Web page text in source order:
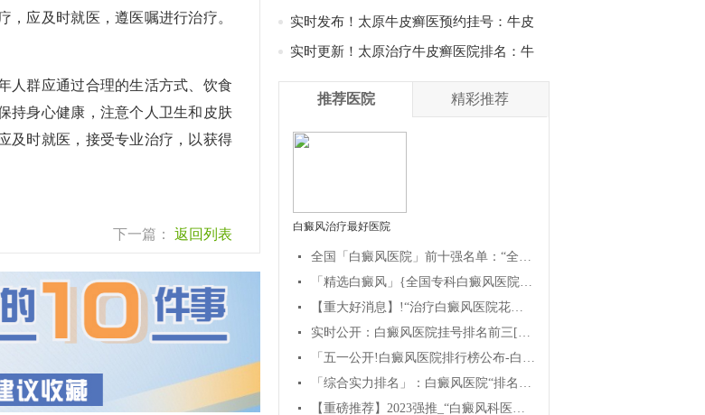
应及时就医，遵医嘱进行治疗。
群应通过合理的生活方式、饮食
持身心健康，注意个人卫生和皮肤
及时就医，接受专业治疗，以获得
下一篇： 返回列表
实时发布！太原牛皮癣医预约挂号：牛皮
实时更新！太原治疗牛皮癣医院排名：牛
推荐医院 精彩推荐
白癜风治疗最好医院